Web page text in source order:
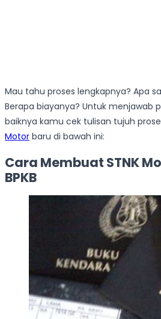
Mau tahu proses lengkapnya? Apa
Berapa biayanya? Untuk menjawab
baiknya kamu cek tulisan tujuh
Motor baru di bawah ini:
Cara Membuat STNK
BPKB